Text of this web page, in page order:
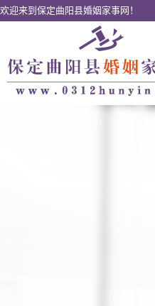
欢迎来到保定曲阳县婚姻家事网！